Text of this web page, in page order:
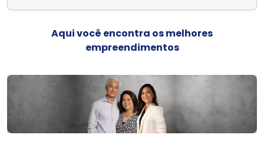
Aqui você encontra os melhores
empreendimentos